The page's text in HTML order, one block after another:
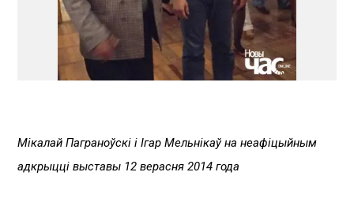
Мікалай Паграноўскі і Ігар Мельнікаў на неафіцыйным
адкрыцці выставы 12 верасня 2014 года